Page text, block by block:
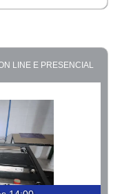
LINE E PRESENCIAL